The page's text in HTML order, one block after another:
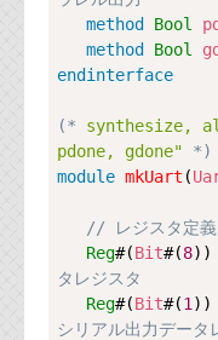
method
Bool
method
Bool
endinterface
(* synthesize,
pdone, gdone" *)
module mkUart (
// レジスタ定義
Reg#(Bit#(8))
タレジスタ
Reg#(Bit#(1 ))
シリアル出力データ